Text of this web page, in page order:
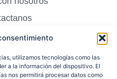
utilizamos tecnologías como las
a la información del dispositivo. El
nos permitirá procesar datos como